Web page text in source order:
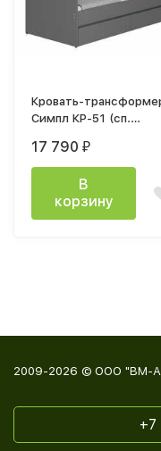
Кровать-
Симпл КР-51 (сп.
90х200/180х200см)
графит
17 790 ₽
В
корзину
2009-2026 © ООО "ВМ-
+7